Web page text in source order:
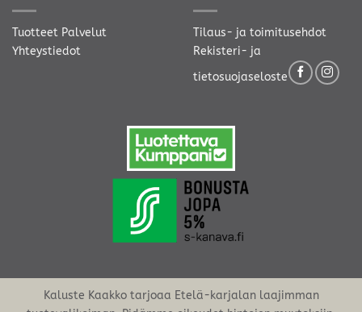
Tuotteet Palvelut
Yhteystiedot
Tilaus- ja toimitusehdot
Rekisteri- ja
tietosuojaseloste
Kaluste Kaakko tarjoaa Etelä-karjalan laajimman